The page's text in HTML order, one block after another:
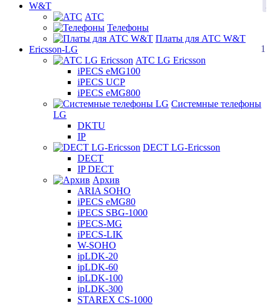
W&T
АТС
Телефоны
Платы для АТС W&T
Ericsson-LG
АТС LG Ericsson
iPECS eMG100
iPECS UCP
iPECS eMG800
Системные телефоны
LG
DKTU
IP
DECT LG-Ericsson
DECT
IP DECT
Архив
ARIA SOHO
iPECS eMG80
iPECS SBG-1000
iPECS-MG
iPECS-LIK
W-SOHO
ipLDK-20
ipLDK-60
ipLDK-100
ipLDK-300
STAREX CS-1000